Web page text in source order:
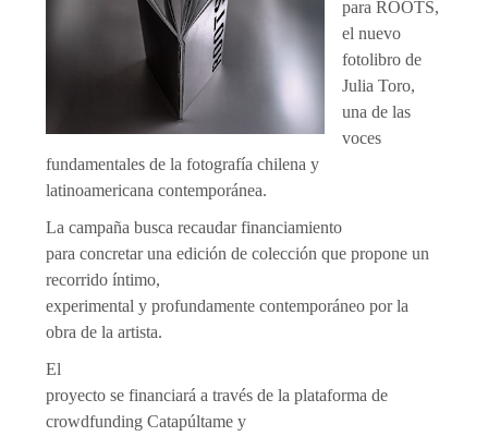
para ROOTS,
el nuevo
fotolibro de
Julia Toro,
una de las
voces
fundamentales de la fotografía chilena y
latinoamericana contemporánea.
La campaña busca recaudar financiamiento
para concretar una edición de colección que propone un
recorrido íntimo,
experimental y profundamente contemporáneo por la
obra de la artista.
El
proyecto se financiará a través de la plataforma de
crowdfunding Catapúltame y